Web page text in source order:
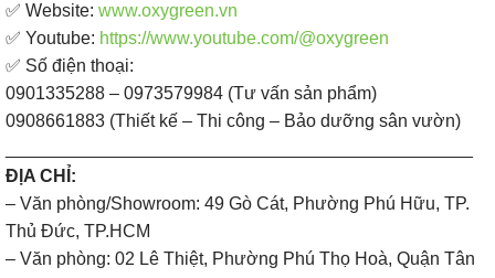
✅ Website: www.oxygreen.vn
✅ Youtube: https://www.youtube.com/@oxygreen
✅ Số điện thoại:
0901335288 – 0973579984 (Tư vấn sản phẩm)
0908661883 (Thiết kế – Thi công – Bảo dưỡng sân vườn)
ĐỊA CHỈ:
– Văn phòng/Showroom: 49 Gò Cát, Phường Phú Hữu, TP.
Thủ Đức, TP.HCM
– Văn phòng: 02 Lê Thiệt, Phường Phú Thọ Hoà, Quận Tân